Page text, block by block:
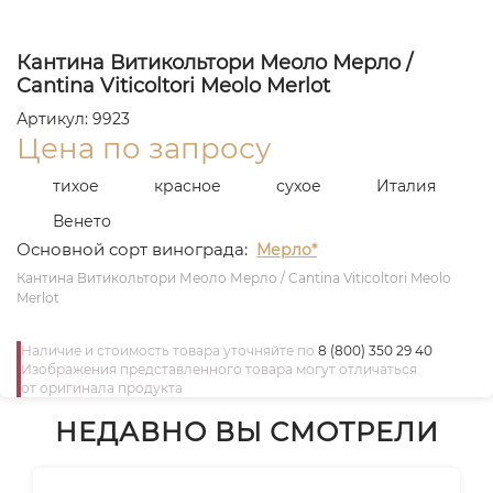
Кантина Витикольтори Меоло Мерло /
Cantina Viticoltori Meolo Merlot
Артикул: 9923
Цена по запросу
тихое красное сухое
Италия
Венето
Основной сорт винограда: Мерло*
Кантина Витикольтори Меоло Мерло / Cantina Viticoltori Meolo
Merlot
Наличие и стоимость товара уточняйте по 8 (800) 350 29 40
Изображения представленного товара могут отличаться
от оригинала продукта
НЕДАВНО ВЫ СМОТРЕЛИ